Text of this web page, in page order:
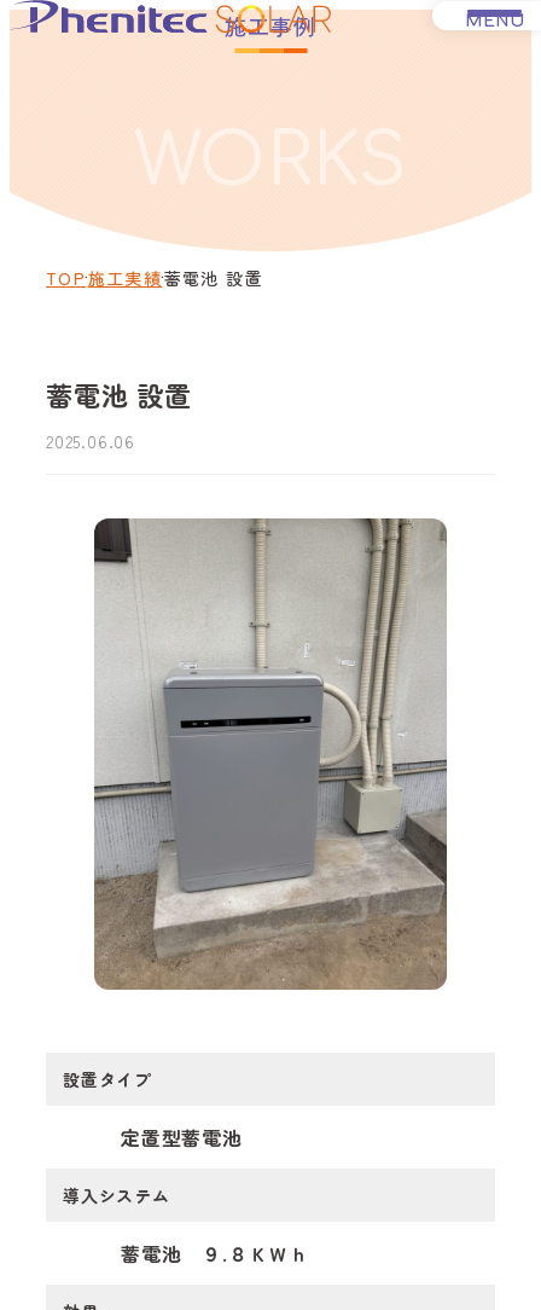
MENU
法人の方へ
一般の方へ
施工実績
会社概要
お知らせ
お問い合わせ
施工事例
WORKS
TOP施工実績蓄電池 設置
蓄電池 設置
2025.06.06
設置タイプ
定置型蓄電池
導入システム
蓄電池 ９.８ＫＷｈ